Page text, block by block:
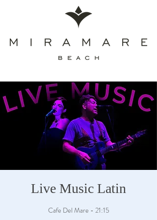
Live Music Latin
Cafe Del Mare - 21:15